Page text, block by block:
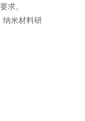
求。
纳米材料研